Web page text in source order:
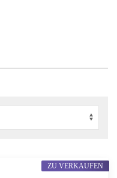
ZU VERKAUFEN